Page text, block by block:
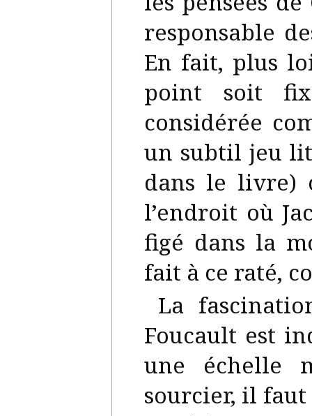
responsable
En fait, plus
point soit
considérée
un subtil jeu
dans le livre)
l’endroit où
figé dans la
fait à ce raté,
La
Foucault est
une échelle
sourcier, il faut